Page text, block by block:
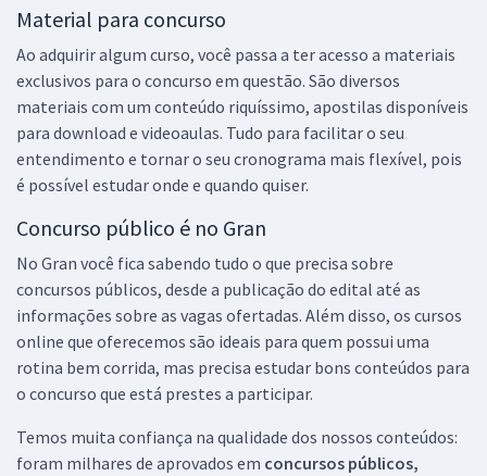
Material para concurso
Ao adquirir algum curso, você passa a ter acesso a materiais
exclusivos para o concurso em questão. São diversos
materiais com um conteúdo riquíssimo, apostilas disponíveis
para download e videoaulas. Tudo para facilitar o seu
entendimento e tornar o seu cronograma mais flexível, pois
é possível estudar onde e quando quiser.
Concurso público é no Gran
No Gran você fica sabendo tudo o que precisa sobre
concursos públicos, desde a publicação do edital até as
informações sobre as vagas ofertadas. Além disso, os cursos
online que oferecemos são ideais para quem possui uma
rotina bem corrida, mas precisa estudar bons conteúdos para
o concurso que está prestes a participar.
Temos muita confiança na qualidade dos nossos conteúdos:
foram milhares de aprovados em concursos públicos,